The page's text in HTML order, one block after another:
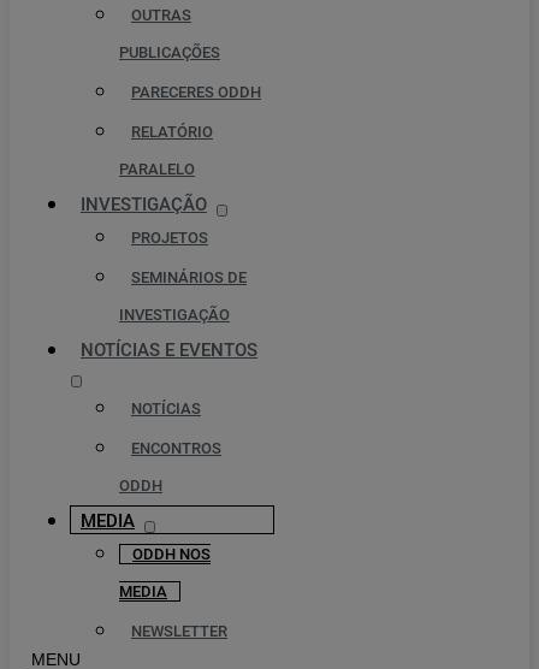
OUTRAS
PUBLICAÇÕES
PARECERES ODDH
RELATÓRIO
PARALELO
INVESTIGAÇÃO
PROJETOS
SEMINÁRIOS DE
INVESTIGAÇÃO
NOTÍCIAS E EVENTOS
NOTÍCIAS
ENCONTROS
ODDH
MEDIA
ODDH NOS
MEDIA
NEWSLETTER